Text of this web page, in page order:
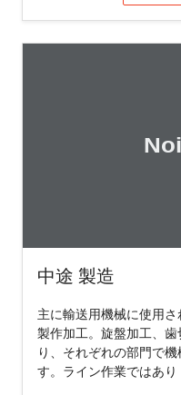
中途 製造
主に輸送用機械に使用
製作加工。旋盤加工、
り、それぞれの部門で
す。ライン作業ではあり